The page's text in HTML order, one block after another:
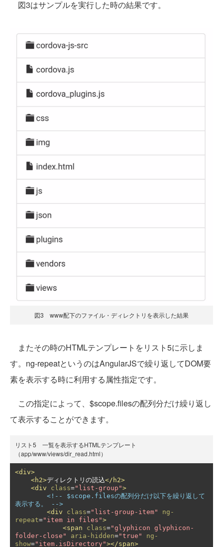
図3はサンプルを実行した時の結果です。
図3 www配下のファイル・ディレクトリを表示した結果
またその時のHTMLテンプレートをリスト5に示しま
す。ng-repeatというのはAngularJSで繰り返してDOM要
素を表示する時に利用する属性指定です。
この指定によって、$scope.filesの配列分だけ繰り返し
て表示することができます。
リスト5 一覧を表示するHTMLテンプレート
（app/www/views/dir_read.html）
<div>
<h2>ディレクトリの読込</h2>
<div
class="list-group">
<!-- $scope.filesの配列分だけ以下を繰り返して
表示する。 -->
<div
class="list-group-item"
ng-
repeat="item in files">
<span
class="glyphicon glyphicon-
folder-close"
aria-hidden="true"
ng-
show="item.isDirectory"></span>